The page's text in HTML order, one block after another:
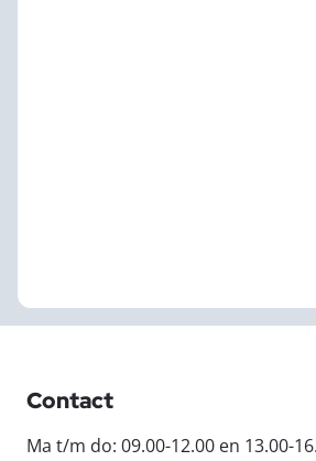
Contact
Ma t/m do: 09.00-12.00 en 13.00-